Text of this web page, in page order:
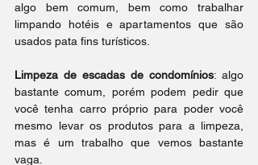
algo bem comum, bem como trabalhar
limpando hotéis e apartamentos que são
usados pata fins turísticos.
Limpeza de escadas de condomínios: algo
bastante comum, porém podem pedir que
você tenha carro próprio para poder você
mesmo levar os produtos para a limpeza,
mas é um trabalho que vemos bastante
vaga.